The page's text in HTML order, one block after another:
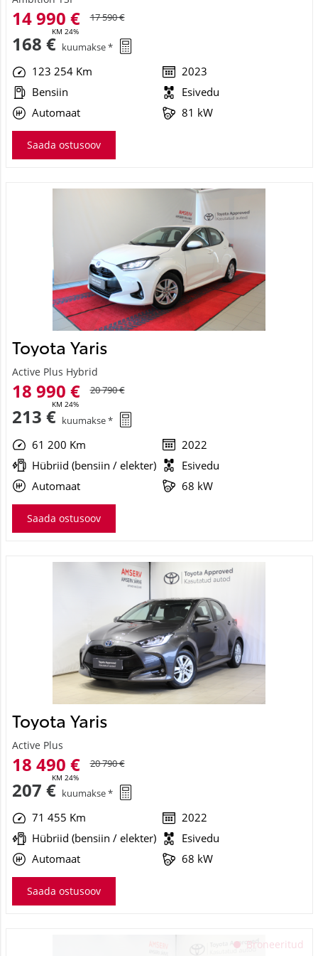
Kasutame küpsiseid sisu ja reklaamide isikupärastamiseks,
14 990 €
KM 24%
17 590 €
168 € kuumakse *
123 254 Km
2023
Bensiin
Esivedu
Automaat
81 kW
Saada ostusoov
Toyota Yaris
Active Plus Hybrid
18 990 €
KM 24%
20 790 €
213 € kuumakse *
61 200 Km
2022
Hübriid (bensiin / elekter)
Esivedu
Automaat
68 kW
Saada ostusoov
Toyota Yaris
Active Plus
18 490 €
KM 24%
20 790 €
207 € kuumakse *
71 455 Km
2022
Hübriid (bensiin / elekter)
Esivedu
Automaat
68 kW
Saada ostusoov
Broneeritud